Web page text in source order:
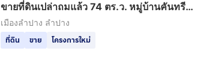
ขายที่ดินเปล่าถมแล้ว 74 ตร.ว. หมู่บ้านคันทรีวิว
ลำปาง
เมืองลำปาง ลำปาง
ที่ดิน ขาย โครงการใหม่